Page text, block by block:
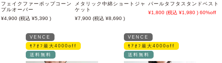
フェイクファーポップコーン
プルオーバー
4,900
5,390
メタリック中綿ショートジャ
ケット
7,900
8,690
パールタフタスタンドベスト
1,800
1,980 60%off
VENCE
ﾓｱｵﾌ最大4000off
送料無料
VENCE
ﾓｱｵﾌ最大4000off
送料無料